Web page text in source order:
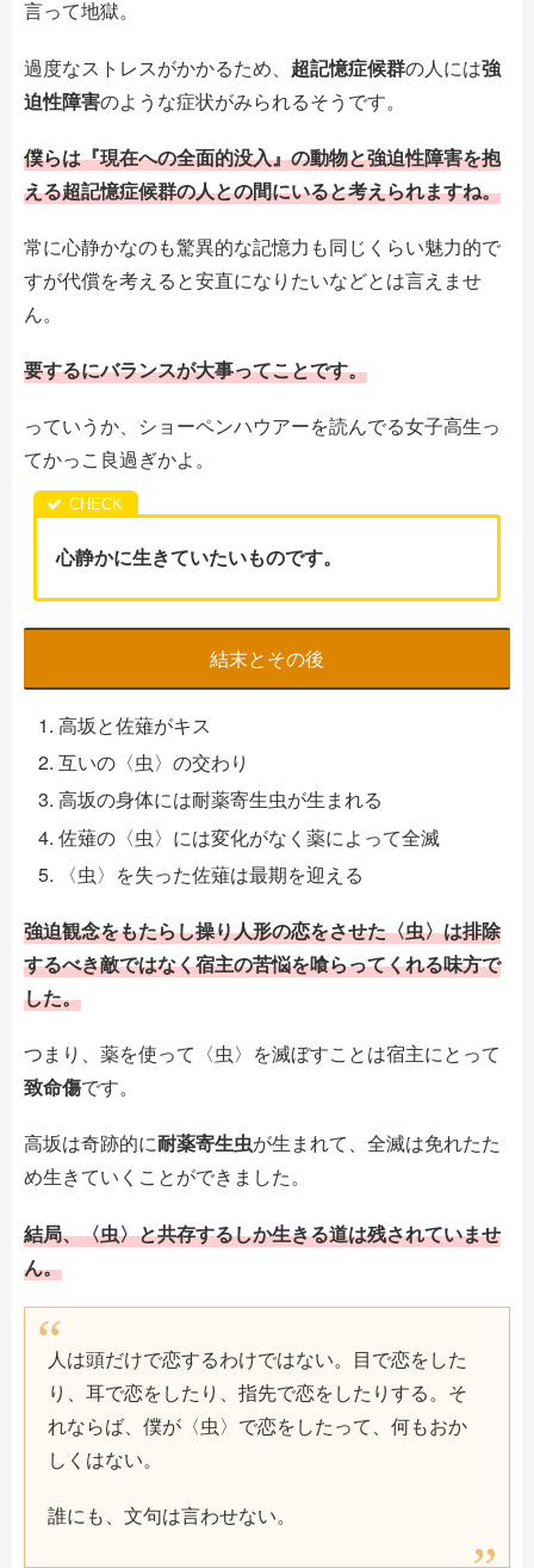
言って地獄。
過度なストレスがかかるため、 超記憶症候群の人には強
迫性障害のような症状がみられるそうです。
僕らは『現在への全面的没入』の動物と強迫性障害を抱
える超記憶症候群の人との間にいると考えられますね。
常に心静かなのも驚異的な記憶力も同じくらい魅力的で
すが代償を考えると安直になりたいなどとは言えませ
ん。
要するにバランスが大事ってことです。
っていうか、ショーペンハウアーを読んでる女子高生っ
てかっこ良過ぎかよ。
心静かに生きていたいものです。
結末とその後
高坂と佐薙がキス
互いの〈虫〉の交わり
高坂の身体には耐薬寄生虫が生まれる
佐薙の〈虫〉には変化がなく薬によって全滅
〈虫〉を失った佐薙は最期を迎える
強迫観念をもたらし操り人形の恋をさせた〈虫〉は排除
するべき敵ではなく宿主の苦悩を喰らってくれる味方で
した。
つまり、薬を使って〈虫〉を滅ぼすことは宿主にとって
致命傷です。
高坂は奇跡的に耐薬寄生虫が生まれて、全滅は免れたた
め生きていくことができました。
結局、〈虫〉と共存するしか生きる道は残されていませ
ん。
人は頭だけで恋するわけではない。目で恋をした
り、耳で恋をしたり、指先で恋をしたりする。そ
れならば、僕が〈虫〉で恋をしたって、何もおか
しくはない。
誰にも、文句は言わせない。